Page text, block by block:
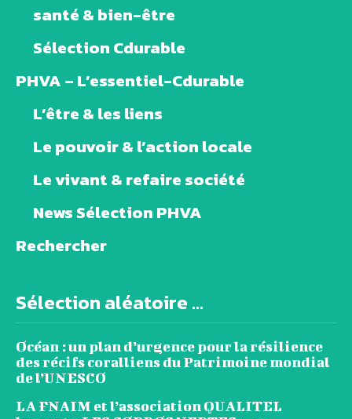
santé & bien-être
Sélection Cdurable
PHVA – L’essentiel-Cdurable
L’être & les liens
Le pouvoir & l’action locale
Le vivant & refaire société
News Sélection PHVA
Rechercher
Sélection aléatoire ...
Océan : un plan d’urgence pour la résilience
des récifs coralliens du Patrimoine mondial
de l’UNESCO
LA FNAIM et l’association QUALITEL